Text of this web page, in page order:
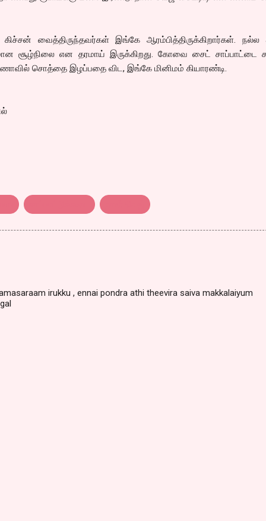
வைத்திருந்தவர்கள் இங்கே ஆரம்பித்திருக்கிறார்கள். நல்ல
சூழ்நிலை என தரமாய் இருக்கிறது. கோவை சைட் சாப்பாட்டை
சொத்தை இழப்பதை விட, இங்கே மினிமம் கியாரண்டி.
irukku , ennai pondra athi theevira saiva makkalaiyum